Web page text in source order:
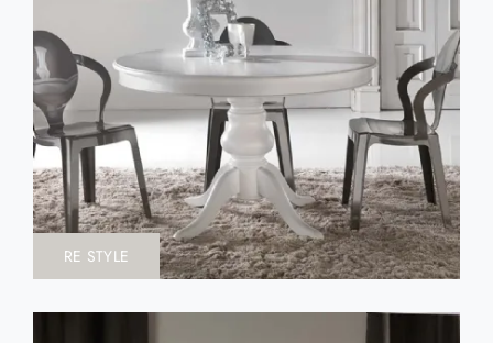
RE STYLE